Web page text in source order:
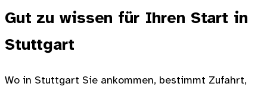
Gut zu wissen für Ihren Start in
Stuttgart
Wo in Stuttgart Sie ankommen, bestimmt Zufahrt,